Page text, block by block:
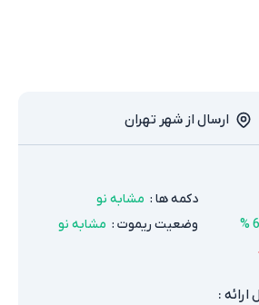
ارسال از شهر تهران
دکمه ها : مشابه نو
وضعیت ریموت : مشابه نو
: